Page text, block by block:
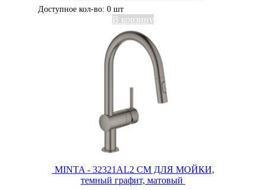
Доступное кол-во: 0 шт
В корзину
MINTA - 32321AL2 СМ ДЛЯ МОЙКИ,
темный графит, матовый